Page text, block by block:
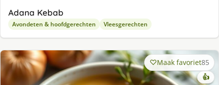
Adana Kebab
Avondeten & hoofdgerechten Vleesgerechten
Maak favoriet85
👍